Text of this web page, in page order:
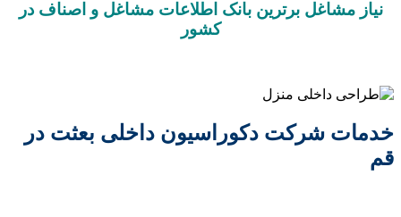
نیاز مشاغل برترین بانک اطلاعات مشاغل و اصناف در
کشور
خدمات شرکت دکوراسیون داخلی بعثت در
قم